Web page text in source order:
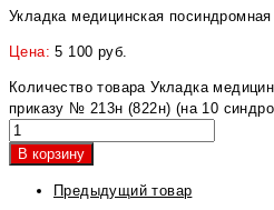
Укладка медицинская
Цена:5 100 руб.
Количество товара Укладка
приказу № 213н (822н) (на 10
В корзину
Предыдущий товар